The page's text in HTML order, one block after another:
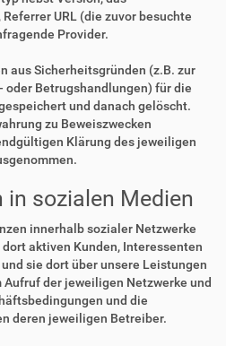
URL (die zuvor besuchte
Provider.
aus Sicherheitsgründen (z.B. zur
oder Betrugshandlungen) für die
und danach gelöscht.
zu Beweiszwecken
Klärung des jeweiligen
in sozialen Medien
innerhalb sozialer Netzwerke
aktiven Kunden, Interessenten
sie dort über unsere Leistungen
der jeweiligen Netzwerke und
und die
deren jeweiligen Betreiber.